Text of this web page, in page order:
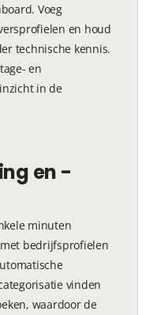
Voeg
en houd
technische kennis.
en
in de
en -
minuten
bedrijfsprofielen
vinden
waardoor de